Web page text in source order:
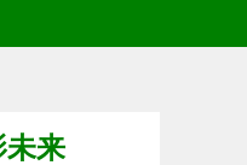
来